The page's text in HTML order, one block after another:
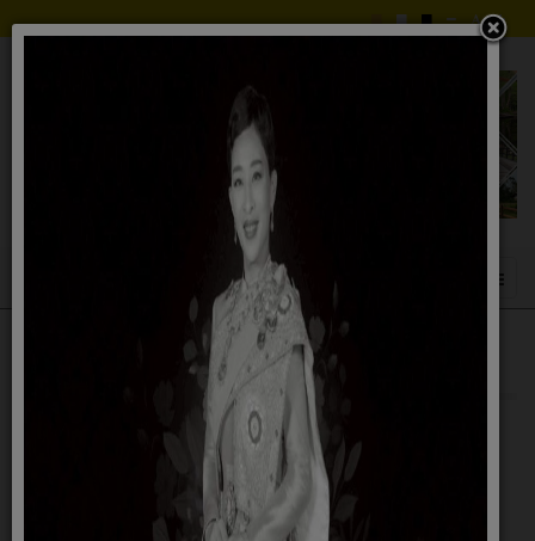
อำนาจหน้าที่ อบต.ปูโยะ